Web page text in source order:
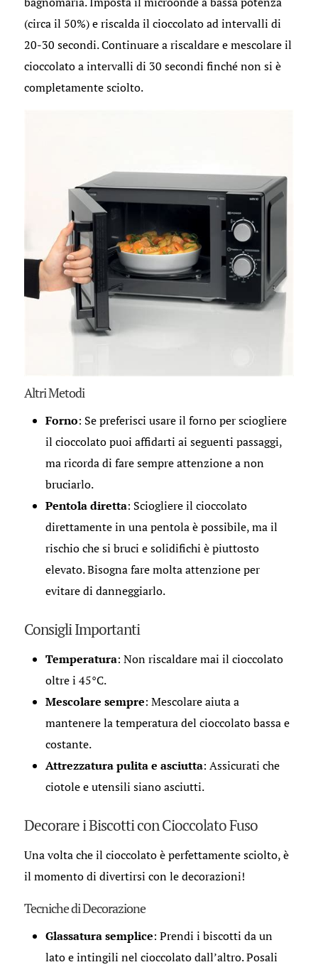
(circa il 50%) e riscalda il cioccolato ad intervalli di
20-30 secondi. Continuare a riscaldare e mescolare il
cioccolato a intervalli di 30 secondi finché non si è
completamente sciolto.
Altri Metodi
Forno: Se preferisci usare il forno per sciogliere
il cioccolato puoi affidarti ai seguenti passaggi,
ma ricorda di fare sempre attenzione a non
bruciarlo.
Pentola diretta: Sciogliere il cioccolato
direttamente in una pentola è possibile, ma il
rischio che si bruci e solidifichi è piuttosto
elevato. Bisogna fare molta attenzione per
evitare di danneggiarlo.
Consigli Importanti
Temperatura: Non riscaldare mai il cioccolato
oltre i 45°C.
Mescolare sempre: Mescolare aiuta a
mantenere la temperatura del cioccolato bassa e
costante.
Attrezzatura pulita e asciutta: Assicurati che
ciotole e utensili siano asciutti.
Decorare i Biscotti con Cioccolato Fuso
Una volta che il cioccolato è perfettamente sciolto, è
il momento di divertirsi con le decorazioni!
Tecniche di Decorazione
Glassatura semplice: Prendi i biscotti da un
lato e intingili nel cioccolato dall’altro. Posali